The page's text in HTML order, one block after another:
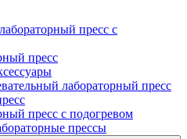
пресс с
пресс
лабораторный пресс
пресс с подогревом
прессы